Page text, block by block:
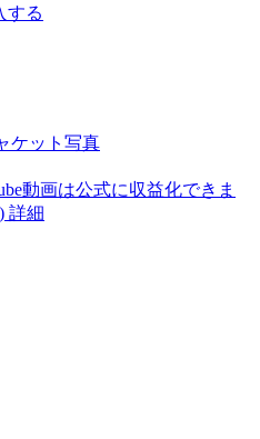
動画は公式に収益化できま
詳細